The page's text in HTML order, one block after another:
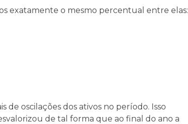
exatamente o mesmo percentual entre elas:
de oscilações dos ativos no período. Isso
de tal forma que ao final do ano a